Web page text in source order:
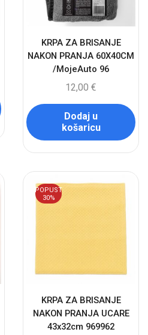
KRPA ZA BRISANJE
NAKON PRANJA 60X40CM
/MojeAuto 96
12,00 €
Dodaj u
košaricu
POPUST
30%
KRPA ZA BRISANJE
NAKON PRANJA UCARE
43x32cm 969962